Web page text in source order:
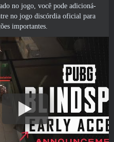
no jogo, você pode adicioná-
no jogo discórdia oficial para
importantes.